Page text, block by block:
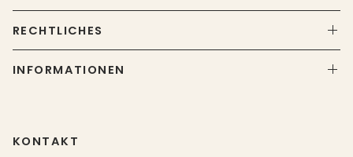
RECHTLICHES
INFORMATIONEN
KONTAKT